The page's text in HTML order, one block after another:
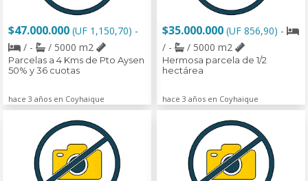
$47.000.000 (UF 1,150,70) -
/ -
/ 5000 m2
Parcelas a 4 Kms de Pto Aysen
50% y 36 cuotas
hace 3 años en Coyhaique
$35.000.000 (UF 856,90) -
/ -
/ 5000 m2
Hermosa parcela de 1/2
hectárea
hace 3 años en Coyhaique